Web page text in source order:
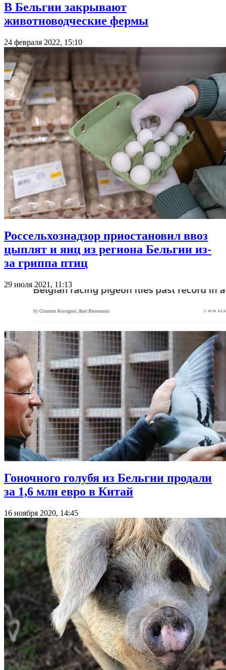
В Бельгии закрывают
животноводческие фермы
24 февраля 2022, 15:10
Россельхознадзор приостановил ввоз
цыплят и яиц из региона Бельгии из-
за гриппа птиц
29 июля 2021, 11:13
Гоночного голубя из Бельгии продали
за 1,6 млн евро в Китай
16 ноября 2020, 14:45